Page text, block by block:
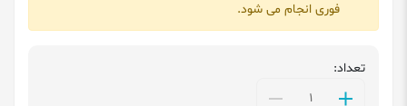
فوری انجام می شود.
تعداد: